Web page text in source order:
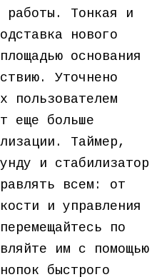
работы. Тонкая и
нового
основания
Уточнено
пользователем
еще больше
Таймер,
и стабилизатор
всем: от
и управления
по
им с помощью
быстрого